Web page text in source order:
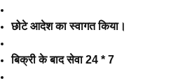
छोटे आदेश का स्वागत किया।
बिक्री के बाद सेवा 24 * 7